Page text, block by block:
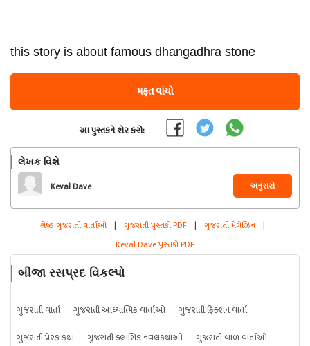
this story is about famous dhangadhra stone
મફત વાંચો
આ પુસ્તકને શેર કરો:
લેખક વિશે
Keval Dave અનુસરો
શ્રેષ્ઠ ગુજરાતી વાર્તાઓ | ગુજરાતી પુસ્તકો PDF | ગુજરાતી મેગેઝિન |
Keval Dave પુસ્તકો PDF
બીજા રસપ્રદ વિકલ્પો
ગુજરાતી વાર્તા ગુજરાતી આધ્યાત્મિક વાર્તાઓ
ગુજરાતી ફિક્શન વાર્તા
ગુજરાતી પ્રેરક કથા
ગુજરાતી ક્લાસિક નવલકથાઓ
ગુજરાતી બાળ વાર્તાઓ